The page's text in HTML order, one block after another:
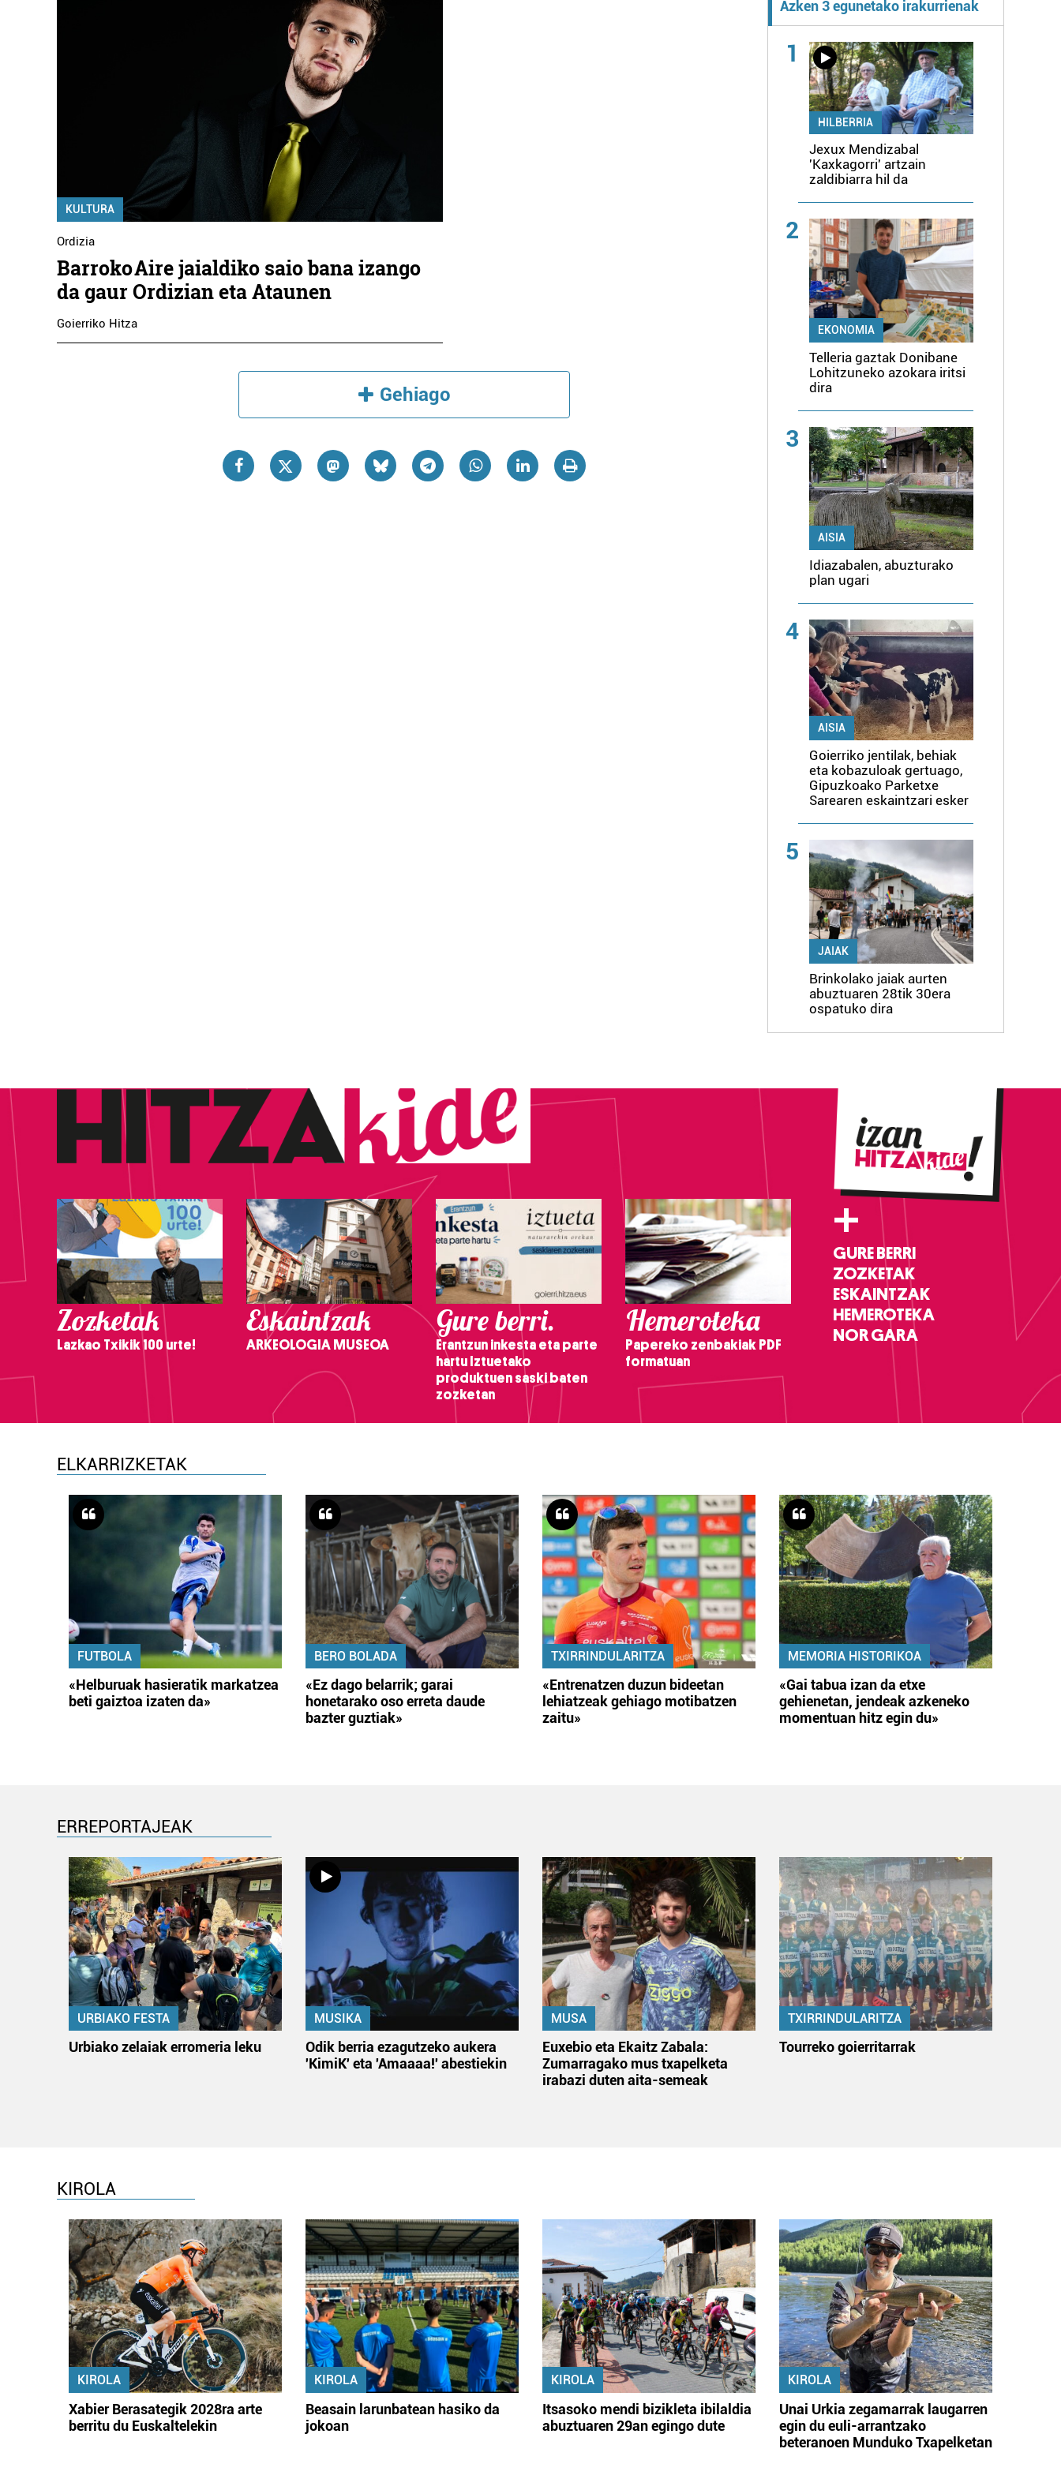
KULTURA
Ordizia
Barroko Aire jaialdiko saio bana izango
da gaur Ordizian eta Ataunen
Goierriko Hitza
Gehiago
Azken 3 egunetako irakurrienak
1
HILBERRIA
Jexux Mendizabal
'Kaxkagorri' artzain
zaldibiarra hil da
2
EKONOMIA
Telleria gaztak Donibane
Lohitzuneko azokara iritsi
dira
3
AISIA
Idiazabalen, abuzturako
plan ugari
4
AISIA
Goierriko jentilak, behiak
eta kobazuloak gertuago,
Gipuzkoako Parketxe
Sarearen eskaintzari esker
5
JAIAK
Brinkolako jaiak aurten
abuztuaren 28tik 30era
ospatuko dira
Zozketak
Lazkao Txikik 100 urte!
Eskaintzak
ARKEOLOGIA MUSEOA
Gure berri.
Erantzun inkesta eta parte
hartu Iztuetako
produktuen saski baten
zozketan
Hemeroteka
Papereko zenbakiak PDF
formatuan
+
GURE BERRI
ZOZKETAK
ESKAINTZAK
HEMEROTEKA
NOR GARA
ELKARRIZKETAK
FUTBOLA
«Helburuak hasieratik markatzea
beti gaiztoa izaten da»
BERO BOLADA
«Ez dago belarrik; garai
honetarako oso erreta daude
bazter guztiak»
TXIRRINDULARITZA
«Entrenatzen duzun bideetan
lehiatzeak gehiago motibatzen
zaitu»
MEMORIA HISTORIKOA
«Gai tabua izan da etxe
gehienetan, jendeak azkeneko
momentuan hitz egin du»
ERREPORTAJEAK
URBIAKO FESTA
Urbiako zelaiak erromeria leku
MUSIKA
Odik berria ezagutzeko aukera
'KimiK' eta 'Amaaaa!' abestiekin
MUSA
Euxebio eta Ekaitz Zabala:
Zumarragako mus txapelketa
irabazi duten aita-semeak
TXIRRINDULARITZA
Tourreko goierritarrak
KIROLA
KIROLA
Xabier Berasategik 2028ra arte
berritu du Euskaltelekin
KIROLA
Beasain larunbatean hasiko da
jokoan
KIROLA
Itsasoko mendi bizikleta ibilaldia
abuztuaren 29an egingo dute
KIROLA
Unai Urkia zegamarrak laugarren
egin du euli-arrantzako
beteranoen Munduko Txapelketan